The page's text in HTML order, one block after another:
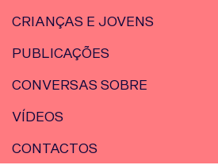
CRIANÇAS E JOVENS
PUBLICAÇÕES
CONVERSAS SOBRE
VÍDEOS
CONTACTOS